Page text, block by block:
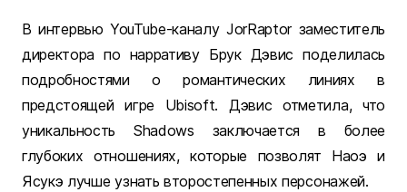
В интервью YouTube-каналу JorRaptor заместитель
директора по нарративу Брук Дэвис поделилась
подробностями о романтических линиях в
предстоящей игре Ubisoft. Дэвис отметила, что
уникальность Shadows заключается в более
глубоких отношениях, которые позволят Наоэ и
Ясукэ лучше узнать второстепенных персонажей.